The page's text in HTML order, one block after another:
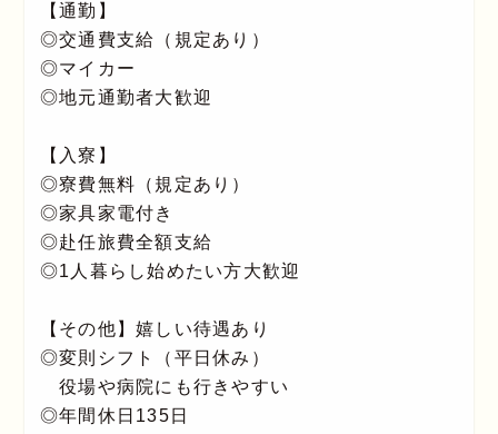
【通勤】
◎交通費支給（規定あり）
◎マイカー
◎地元通勤者大歓迎
【入寮】
◎寮費無料（規定あり）
◎家具家電付き
◎赴任旅費全額支給
◎1人暮らし始めたい方大歓迎
【その他】嬉しい待遇あり
◎変則シフト（平日休み）
役場や病院にも行きやすい
◎年間休日135日